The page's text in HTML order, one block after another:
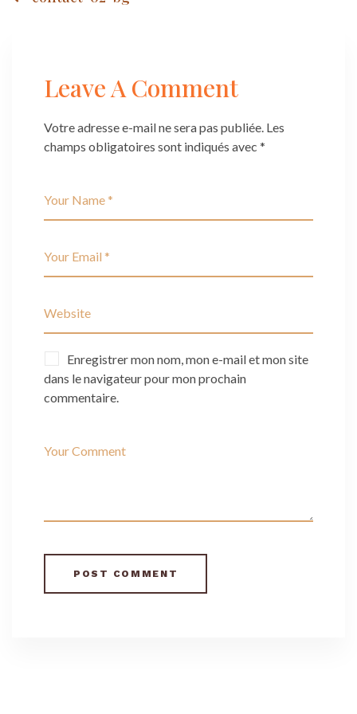
Leave A Comment
Votre adresse e-mail ne sera pas publiée. Les
champs obligatoires sont indiqués avec *
Enregistrer mon nom, mon e-mail et mon site
dans le navigateur pour mon prochain
commentaire.